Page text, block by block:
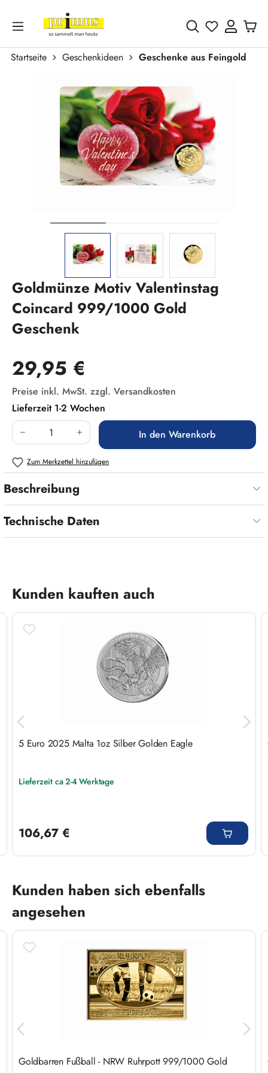
Zum Hauptinhalt springen
Du hast 0
Startseite Geschenkideen
Geschenke aus Feingold
Goldmünze Motiv Valentinstag
Coincard 999/1000 Gold
Geschenk
Regulärer Preis:
29,95 €
Preise inkl. MwSt. zzgl. Versandkosten
Lieferzeit 1-2 Wochen
Produkt Anzahl: Gib den gewünschten Wert
In den Warenkorb
Zum Merkzettel hinzufügen
Beschreibung
Technische Daten
Produktgalerie überspringen
Kunden kauften auch
5 Euro 2025 Malta 1oz Silber Golden Eagle
Lieferzeit ca 2-4 Werktage
106,67 €
Produktgalerie überspringen
Kunden haben sich ebenfalls
angesehen
Goldbarren Fußball - NRW Ruhrpott 999/1000 Gold